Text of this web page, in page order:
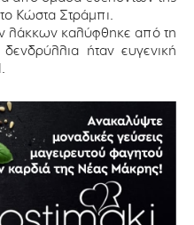
Κώστα Στράμπι.
λάκκων καλύφθηκε από τη
ήταν ευγενική